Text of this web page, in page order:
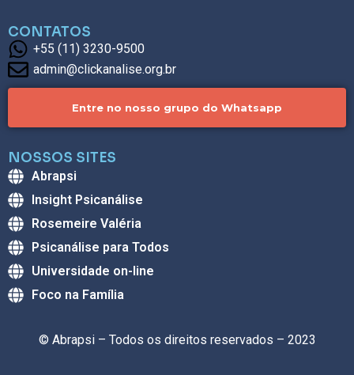
CONTATOS
+55 (11) 3230-9500
admin@clickanalise.org.br
Entre no nosso grupo do Whatsapp
NOSSOS SITES
Abrapsi
Insight Psicanálise
Rosemeire Valéria
Psicanálise para Todos
Universidade on-line
Foco na Família
© Abrapsi – Todos os direitos reservados – 2023